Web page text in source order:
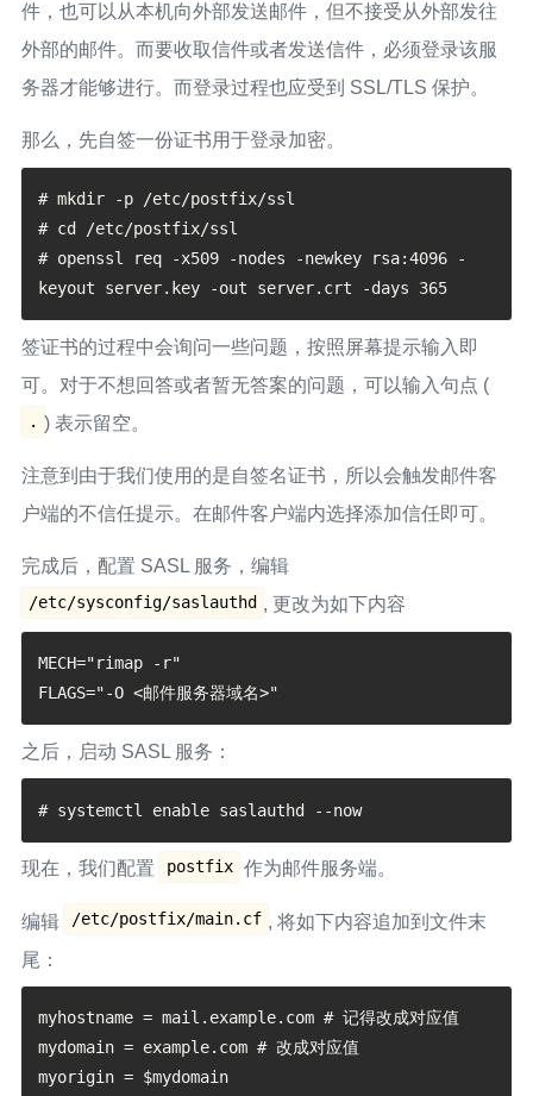
件，也可以从本机向外部发送邮件，但不接受从外部发往
外部的邮件。而要收取信件或者发送信件，必须登录该服
务器才能够进行。而登录过程也应受到 SSL/TLS 保护。
那么，先自签一份证书用于登录加密。
# mkdir -p /etc/postfix/ssl
# cd /etc/postfix/ssl
# openssl req -x509 -nodes -newkey rsa:4096 -
keyout server.key -out server.crt -days 365
签证书的过程中会询问一些问题，按照屏幕提示输入即
可。对于不想回答或者暂无答案的问题，可以输入句点 (
. ) 表示留空。
注意到由于我们使用的是自签名证书，所以会触发邮件客
户端的不信任提示。在邮件客户端内选择添加信任即可。
完成后，配置 SASL 服务，编辑
/etc/sysconfig/saslauthd , 更改为如下内容
MECH="rimap -r"
之后，启动 SASL 服务：
# systemctl enable saslauthd --now
现在，我们配置 postfix 作为邮件服务端。
编辑 /etc/postfix/main.cf , 将如下内容追加到文件末
尾：
myhostname = mail.example.com # 记得改成对应值
mydomain = example.com # 改成对应值
myorigin = $mydomain